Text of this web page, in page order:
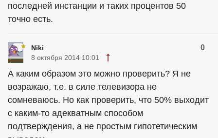
последней инстанции и таких процентов 50
точно есть.
Niki 0
8 октября 2014 10:01
А каким образом это можно проверить? Я не
возражаю, т.е. в силе телевизора не
сомневаюсь. Но как проверить, что 50% выходит
с каким-то адекватным способом
подтверждения, а не простым гипотетическим